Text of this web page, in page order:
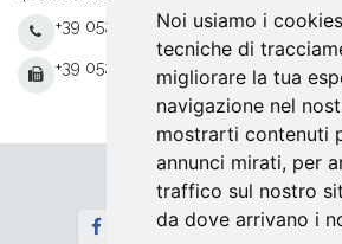
Noi usiamo i
tecniche di
migliorare la tua
navigazione nel
mostrarti contenuti
annunci mirati, per
traffico sul nostro
da dove arrivano i
+39 0522 831205
+39 0522 831093
Seguici